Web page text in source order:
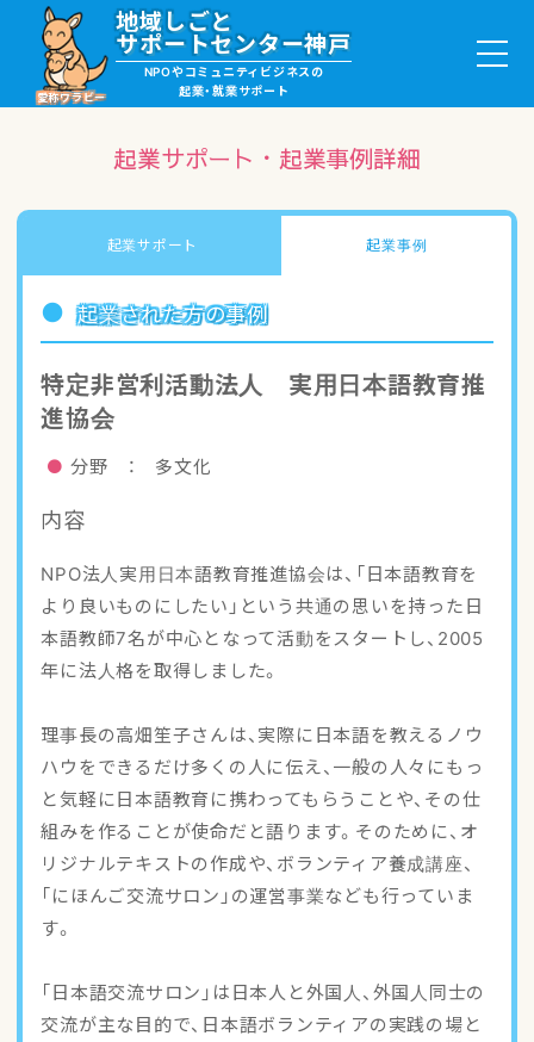
愛称ワラビー
地域しごと
サポートセンター神戸
NPOやコミュニティビジネスの
起業・就業サポート
就職・ボランティア情報
ご登録・お問い合わせ
起業サポート・起業事例詳細
起業サポート 起業事例
起業された方の事例
特定非営利活動法人 実用日本語教育推
進協会
分野 ： 多文化
内容
NPO法人実用日本語教育推進協会は、「日本語教育を
より良いものにしたい」という共通の思いを持った日
本語教師7名が中心となって活動をスタートし、2005
年に法人格を取得しました。
理事長の高畑笙子さんは、実際に日本語を教えるノウ
ハウをできるだけ多くの人に伝え、一般の人々にもっ
と気軽に日本語教育に携わってもらうことや、その仕
組みを作ることが使命だと語ります。そのために、オ
リジナルテキストの作成や、ボランティア養成講座、
「にほんご交流サロン」の運営事業なども行っていま
す。
「日本語交流サロン」は日本人と外国人、外国人同士の
交流が主な目的で、日本語ボランティアの実践の場と